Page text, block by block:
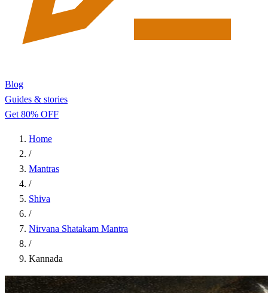
Blog
Guides & stories
Get 80% OFF
Home
/
Mantras
/
Shiva
/
Nirvana Shatakam Mantra
/
Kannada